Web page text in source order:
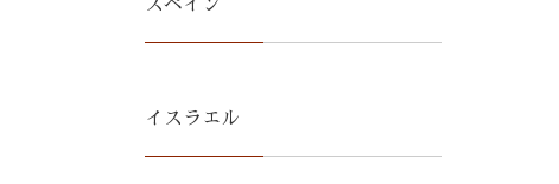
スペイン
イスラエル